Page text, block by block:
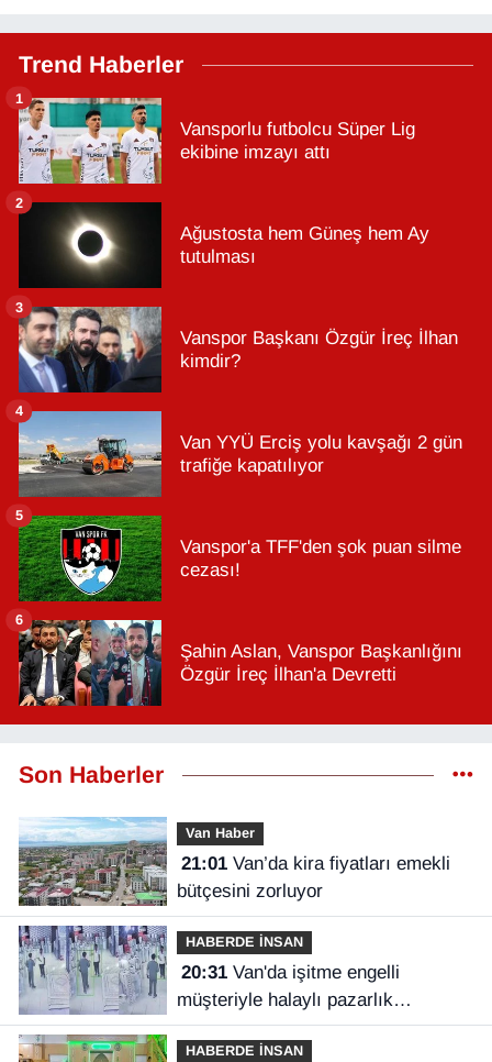
Trend Haberler
Vansporlu futbolcu Süper Lig
ekibine imzayı attı
1
Ağustosta hem Güneş hem Ay
tutulması
2
Vanspor Başkanı Özgür İreç İlhan
kimdir?
3
Van YYÜ Erciş yolu kavşağı 2 gün
trafiğe kapatılıyor
4
Vanspor'a TFF'den şok puan silme
cezası!
5
Şahin Aslan, Vanspor Başkanlığını
Özgür İreç İlhan'a Devretti
6
Son Haberler
Van Haber
21:01Van’da kira fiyatları emekli
bütçesini zorluyor
HABERDE İNSAN
20:31Van'da işitme engelli
müşteriyle halaylı pazarlık
gülümsetti
HABERDE İNSAN